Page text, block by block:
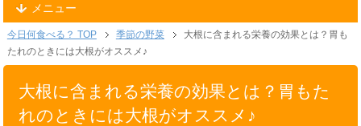
メニュー
今日何食べる？ TOP 季節の野菜
大根に含まれる栄養の効果とは？胃も
たれのときには大根がオススメ♪
大根に含まれる栄養の効果とは？胃もた
れのときには大根がオススメ♪